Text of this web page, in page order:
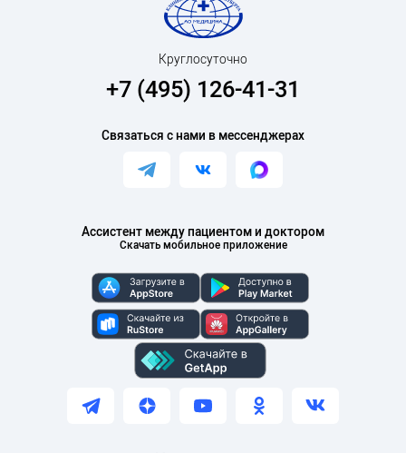
Ассистент между пациентом и доктором
Скачать мобильное приложение
Круглосуточно
+7 (495) 126-41-31
Связаться с нами в мессенджерах